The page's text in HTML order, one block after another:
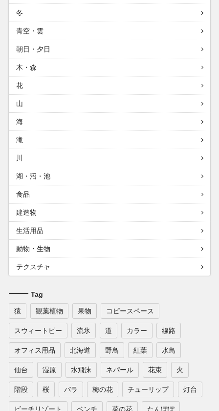
冬
青空・雲
朝日・夕日
木・森
花
山
海
滝
川
湖・沼・池
食品
建造物
生活用品
動物・生物
テクスチャ
Tag
猿 観葉植物 果物 コピースペース
スウィートピー 流氷 道 カラー 線路
オフィス用品 北海道 野鳥 紅葉 水鳥
仙台 湿原 水飛沫 ネパール 花束 火
階段 桜 バラ 梅の花 チューリップ 灯台
ビーチリゾート ベンチ 菜の花 たんぽぽ